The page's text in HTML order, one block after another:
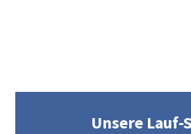
Unsere Lauf-